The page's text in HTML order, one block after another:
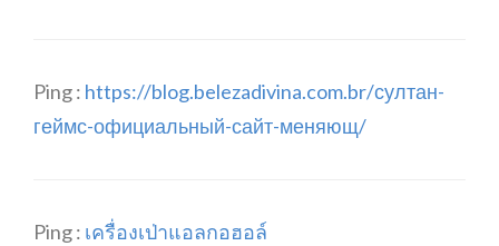
Ping : https://blog.belezadivina.com.br/султан-
геймс-официальный-сайт-меняющ/
Ping : เครื่องเป่าแอลกอฮอล์